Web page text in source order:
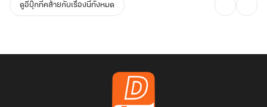
ดูอีบุ๊กที่คล้ายกับเรื่องนี้ทั้งหมด